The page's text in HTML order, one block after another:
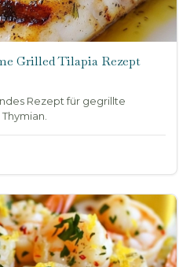
Grilled Tilapia Rezept
Rezept für gegrillte